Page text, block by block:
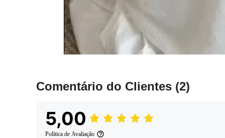
Comentário do Clientes (2)
5,00
Política de Avaliação